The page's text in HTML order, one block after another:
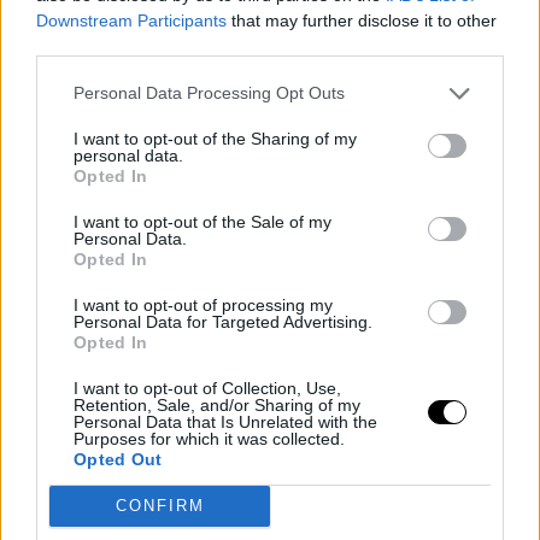
Downstream Participants that may further disclose it to other
Personal Data Processing Opt Outs
I want to opt-out of the Sharing of my
personal data.
Opted In
I want to opt-out of the Sale of my
Personal Data.
Opted In
I want to opt-out of processing my
Personal Data for Targeted Advertising.
Opted In
I want to opt-out of Collection, Use,
Retention, Sale, and/or Sharing of my
Personal Data that Is Unrelated with the
Purposes for which it was collected.
Opted Out
CONFIRM